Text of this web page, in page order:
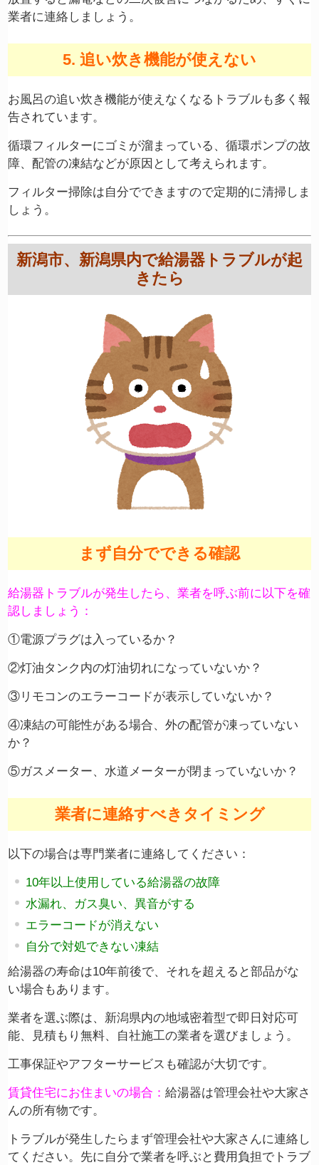
業者に連絡しましょう。
5. 追い炊き機能が使えない
お風呂の追い炊き機能が使えなくなるトラブルも多く報
告されています。
循環フィルターにゴミが溜まっている、循環ポンプの故
障、配管の凍結などが原因として考えられます。
フィルター掃除は自分でできますので定期的に清掃しま
しょう。
新潟市、新潟県内で給湯器トラブルが起
きたら
まず自分でできる確認
給湯器トラブルが発生したら、業者を呼ぶ前に以下を確
認しましょう：
①電源プラグは入っているか？
②灯油タンク内の灯油切れになっていないか？
③リモコンのエラーコードが表示していないか？
④凍結の可能性がある場合、外の配管が凍っていない
か？
⑤ガスメーター、水道メーターが閉まっていないか？
業者に連絡すべきタイミング
以下の場合は専門業者に連絡してください：
10年以上使用している給湯器の故障
水漏れ、ガス臭い、異音がする
エラーコードが消えない
自分で対処できない凍結
給湯器の寿命は10年前後で、それを超えると部品がな
い場合もあります。
業者を選ぶ際は、新潟県内の地域密着型で即日対応可
能、見積もり無料、自社施工の業者を選びましょう。
工事保証やアフターサービスも確認が大切です。
賃貸住宅にお住まいの場合：給湯器は管理会社や大家さ
んの所有物です。
トラブルが発生したらまず管理会社や大家さんに連絡し
てください。先に自分で業者を呼ぶと費用負担でトラブ